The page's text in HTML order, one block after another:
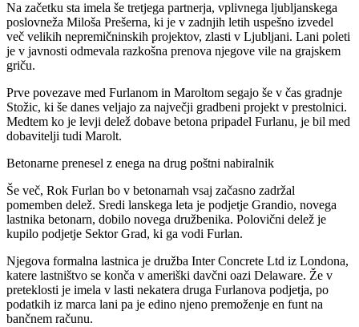
Na začetku sta imela še tretjega partnerja, vplivnega ljubljanskega
poslovneža Miloša Prešerna, ki je v zadnjih letih uspešno izvedel
več velikih nepremičninskih projektov, zlasti v Ljubljani. Lani poleti
je v javnosti odmevala razkošna prenova njegove vile na grajskem
griču.
Prve povezave med Furlanom in Maroltom segajo še v čas gradnje
Stožic, ki še danes veljajo za največji gradbeni projekt v prestolnici.
Medtem ko je levji delež dobave betona pripadel Furlanu, je bil med
dobavitelji tudi Marolt.
Betonarne prenesel z enega na drug poštni nabiralnik
Še več, Rok Furlan bo v betonarnah vsaj začasno zadržal
pomemben delež. Sredi lanskega leta je podjetje Grandio, novega
lastnika betonarn, dobilo novega družbenika. Polovični delež je
kupilo podjetje Sektor Grad, ki ga vodi Furlan.
Njegova formalna lastnica je družba Inter Concrete Ltd iz Londona,
katere lastništvo se konča v ameriški davčni oazi Delaware. Že v
preteklosti je imela v lasti nekatera druga Furlanova podjetja, po
podatkih iz marca lani pa je edino njeno premoženje en funt na
bančnem računu.